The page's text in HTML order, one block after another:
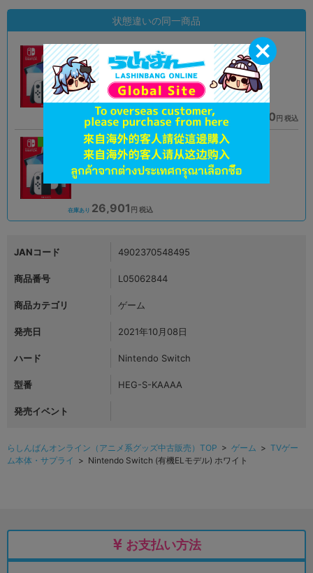
状態違いの同一商品
状態 :
オンライン
32,900円 税込
状態 : B
大宮店
在庫あり 27,400 円 税込
状態 :B
オンライン
在庫あり 26,901 円 税込
JANコード 4902370548495
商品番号 L05062844
商品カテゴリ ゲーム
発売日 2021年10月08日
ハード Nintendo Switch
型番 HEG-S-KAAAA
発売イベント
らしんばんオンライン（アニメ系グッズ中古販売）TOP > ゲーム > TVゲー
ム本体・サプライ > Nintendo Switch (有機ELモデル) ホワイト
お支払い方法